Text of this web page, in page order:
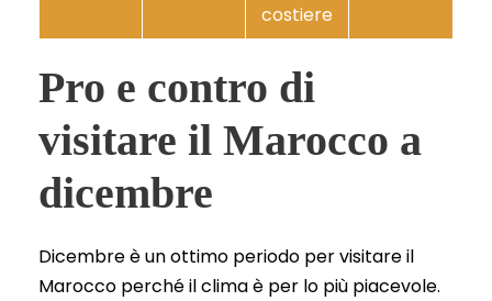
costiere
Pro e contro di
visitare il Marocco a
dicembre
Dicembre è un ottimo periodo per visitare il
Marocco perché il clima è per lo più piacevole.